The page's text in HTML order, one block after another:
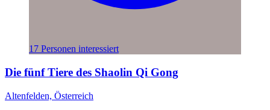
17 Personen interessiert
Die fünf Tiere des Shaolin Qi Gong
Altenfelden, Österreich